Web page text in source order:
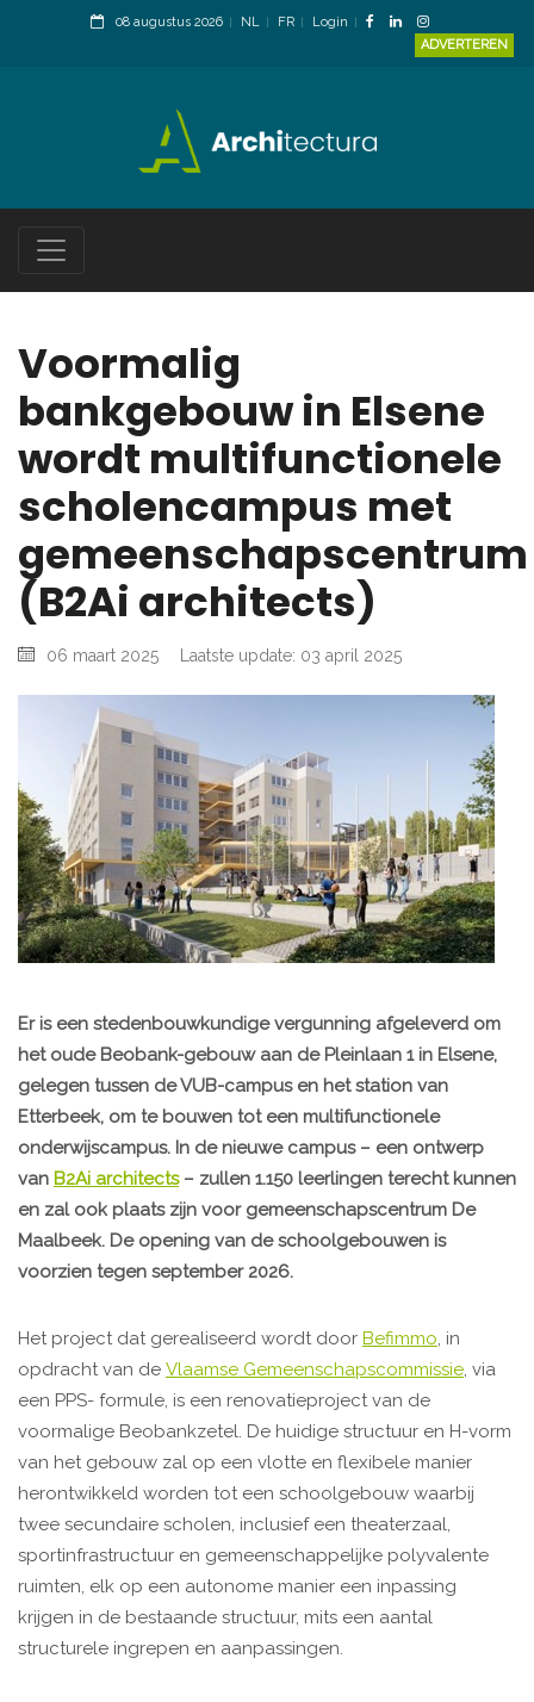
08 augustus 2026 NL FR
Login
ADVERTEREN
Voormalig
bankgebouw in Elsene
wordt multifunctionele
scholencampus met
gemeenschapscentrum
(B2Ai architects)
06 maart 2025 Laatste update: 03 april 2025
Er is een stedenbouwkundige vergunning afgeleverd om
het oude Beobank-gebouw aan de Pleinlaan 1 in Elsene,
gelegen tussen de VUB-campus en het station van
Etterbeek, om te bouwen tot een multifunctionele
onderwijscampus. In de nieuwe campus – een ontwerp
van B2Ai architects– zullen 1.150 leerlingen terecht kunnen
en zal ook plaats zijn voor gemeenschapscentrum De
Maalbeek. De opening van de schoolgebouwen is
voorzien tegen september 2026.
Het project dat gerealiseerd wordt door Befimmo, in
opdracht van de Vlaamse Gemeenschapscommissie, via
een PPS- formule, is een renovatieproject van de
voormalige Beobankzetel. De huidige structuur en H-vorm
van het gebouw zal op een vlotte en flexibele manier
herontwikkeld worden tot een schoolgebouw waarbij
twee secundaire scholen, inclusief een theaterzaal,
sportinfrastructuur en gemeenschappelijke polyvalente
ruimten, elk op een autonome manier een inpassing
krijgen in de bestaande structuur, mits een aantal
structurele ingrepen en aanpassingen.